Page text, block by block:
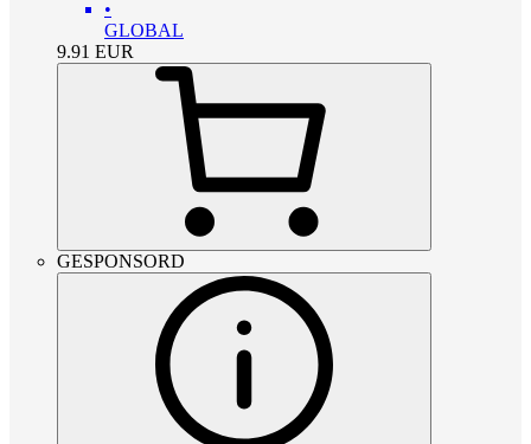
•
GLOBAL
9.91 EUR
GESPONSORD